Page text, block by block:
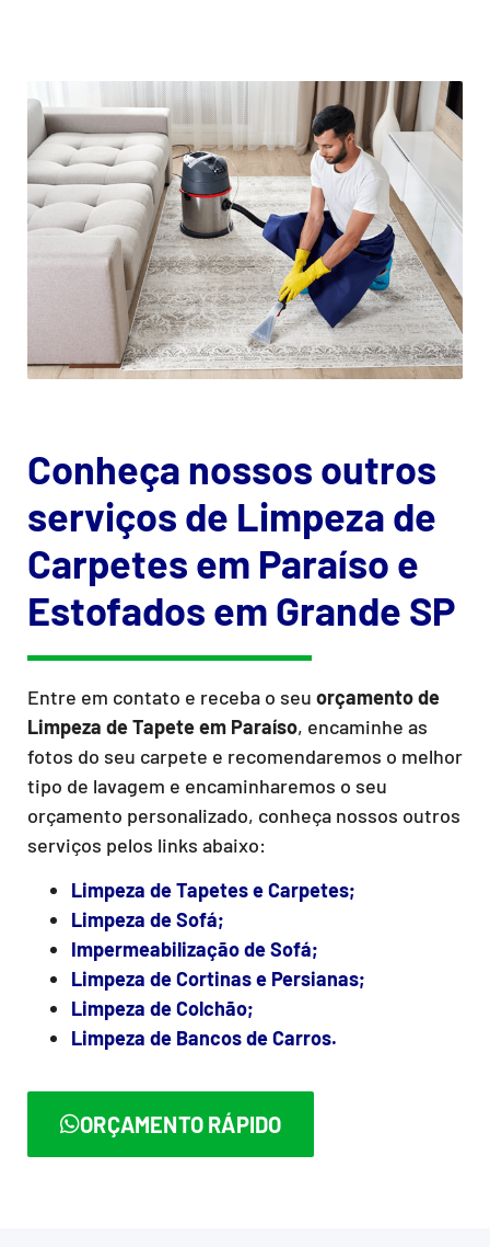
Conheça nossos outros
serviços de Limpeza de
Carpetes em Paraíso e
Estofados em Grande SP
Entre em contato e receba o seu orçamento de
Limpeza de Tapeteem Paraíso, encaminhe as
fotos do seu carpete e recomendaremos o melhor
tipo de lavagem e encaminharemos o seu
orçamento personalizado, conheça nossos outros
serviços pelos links abaixo:
Limpeza de Tapetes e Carpetes;
Limpeza de Sofá;
Impermeabilização de Sofá;
Limpeza de Cortinas e Persianas;
Limpeza de Colchão;
Limpeza de Bancos de Carros.
ORÇAMENTO RÁPIDO